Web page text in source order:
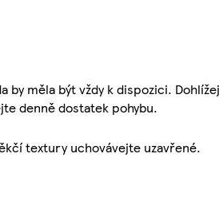
by měla být vždy k dispozici.
denně dostatek pohybu.
textury uchovávejte uzavřené.